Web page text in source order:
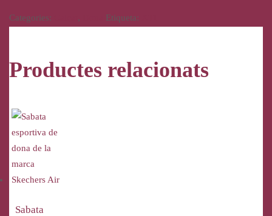
Categories: , Etiqueta:
Productes relacionats
Sabata